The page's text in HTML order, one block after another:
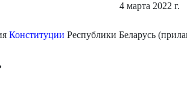
4 марта 2022 г.
Конституции Республики Беларусь